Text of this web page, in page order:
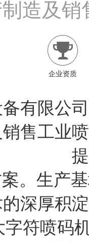
造及
企业资质
有限公
售工业
。生产
深厚积
符喷码